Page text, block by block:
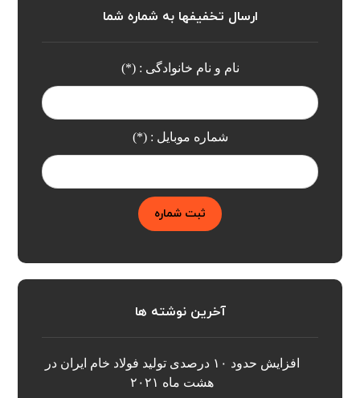
ارسال تخفیفها به شماره شما
نام و نام خانوادگی : (*)
شماره موبایل : (*)
ثبت شماره
آخرین نوشته ها
افزایش حدود ۱۰ درصدی تولید فولاد خام ایران در
هشت ماه ۲۰۲۱